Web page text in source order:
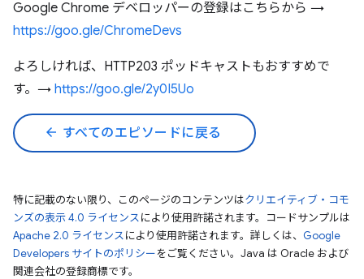
Google Chrome デベロッパーの登録はこちらから →
https://goo.gle/ChromeDevs
よろしければ、HTTP203 ポッドキャストもおすすめで
す。→ https://goo.gle/2y0I5Uo
arrow_back すべてのエピソードに戻る
特に記載のない限り、このページのコンテンツはクリエイティブ・コモ
ンズの表示 4.0 ライセンスにより使用許諾されます。コードサンプルは
Apache 2.0 ライセンスにより使用許諾されます。詳しくは、 Google
Developers サイトのポリシーをご覧ください。Java は Oracle および
関連会社の登録商標です。